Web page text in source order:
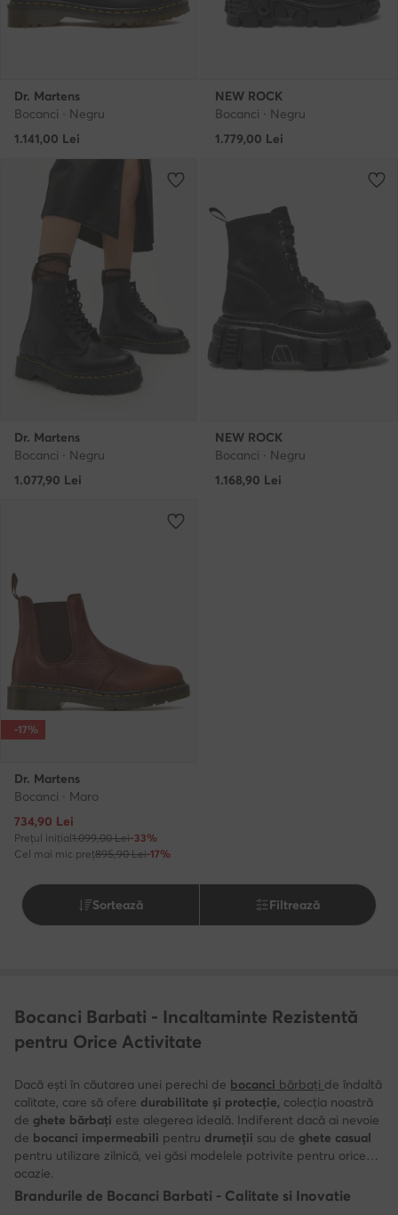
Dr. Martens
Bocanci · Negru
1.141,00 Lei
NEW ROCK
Bocanci · Negru
1.779,00 Lei
Dr. Martens
Bocanci · Negru
1.077,90 Lei
NEW ROCK
Bocanci · Negru
1.168,90 Lei
-17%
Dr. Martens
Bocanci · Maro
Prețul actual
734,90 Lei
Prețul inițial1.099,00 Lei-33%
Cel mai mic preț895,90 Lei-17%
Sortează Filtrează
Bocanci Barbati - Incaltaminte Rezistentă
pentru Orice Activitate
Dacă ești în căutarea unei perechi de bocanci bărbați de îndaltă
calitate, care să ofere durabilitate și protecție, colecția noastră
de ghete bărbați este alegerea ideală. Indiferent dacă ai nevoie
de bocanci impermeabili pentru drumeții sau de ghete casual
pentru utilizare zilnică, vei găsi modelele potrivite pentru orice
ocazie.
Brandurile de Bocanci Barbati - Calitate si Inovatie